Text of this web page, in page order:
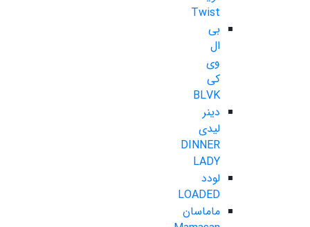
Twist
بی
ال
وی
کی
BLVK
دینر
لیدی
DINNER
LADY
لودد
LOADED
ماماسان